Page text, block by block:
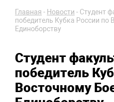
Главная - Новости - Студент
победитель Кубка России по
Единоборству
Студент
победитель
Восточному